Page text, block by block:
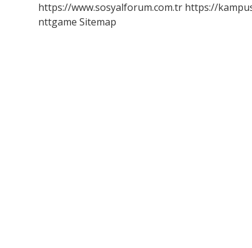
https://www.sosyalforum.com.tr https://
nttgame Sitemap